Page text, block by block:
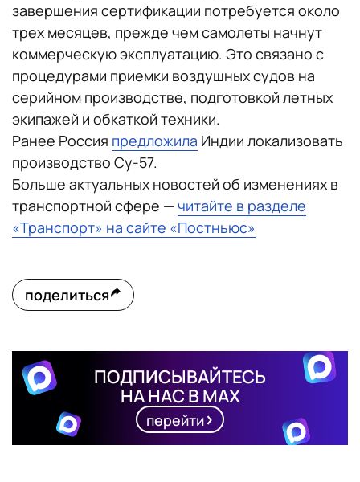
завершения сертификации потребуется около
трех месяцев, прежде чем самолеты начнут
коммерческую эксплуатацию. Это связано с
процедурами приемки воздушных судов на
серийном производстве, подготовкой летных
экипажей и обкаткой техники.
Ранее Россия предложила Индии локализовать
производство Су-57.
Больше актуальных новостей об изменениях в
транспортной сфере — читайте в разделе
«Транспорт» на сайте «Постньюс»
поделиться
ПОДПИСЫВАЙТЕСЬ
НА НАС В MAX
перейти